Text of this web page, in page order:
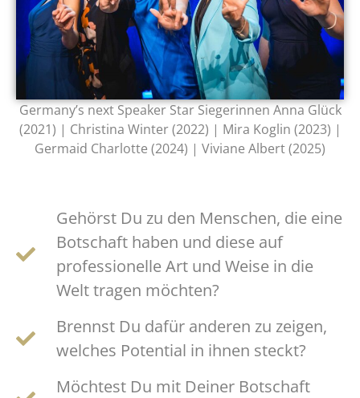
Germany’s next Speaker Star Siegerinnen Anna Glück
(2021) | Christina Winter (2022) | Mira Koglin (2023) |
Germaid Charlotte (2024) | Viviane Albert (2025)
Gehörst Du zu den Menschen, die eine
Botschaft haben und diese auf
professionelle Art und Weise in die
Welt tragen möchten?
Brennst Du dafür anderen zu zeigen,
welches Potential in ihnen steckt?
Möchtest Du mit Deiner Botschaft